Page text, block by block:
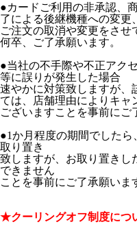
●カードご利用の非承認、
了による後継機種への変更
ご注文の取消や変更をさせ
何卒、ご了承願います。
●当社の不手際や不正アク
等に誤りが発生した場合
速やかに対策致しますが、
ては、店舗理由によりキャ
ございますことを事前にご
●1か月程度の期間でした
取り置き
致しますが、お取り置きし
できません
ことを事前にご了承願いま
★クーリングオフ制度につ